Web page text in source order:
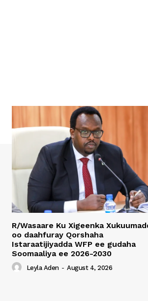
R/Wasaare Ku Xigeenka
oo daahfuray Qorshaha
Istaraatijiyadda WFP ee gudaha
Soomaaliya ee 2026-2030
Leyla Aden - August 4, 2026